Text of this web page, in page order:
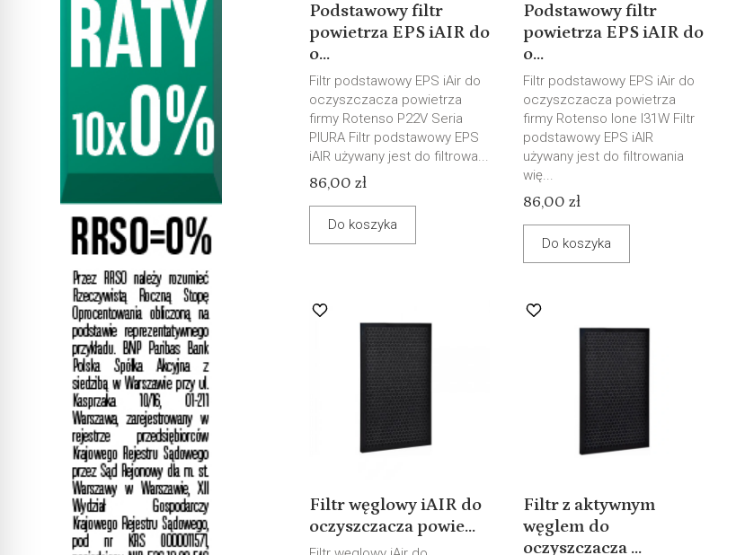
Podstawowy filtr
powietrza EPS iAIR do
o...
Filtr podstawowy EPS iAir do
oczyszczacza powietrza
firmy Rotenso P22V Seria
PIURA Filtr podstawowy EPS
iAIR używany jest do filtrowa...
86,00 zł
Do koszyka
Podstawowy filtr
powietrza EPS iAIR do
o...
Filtr podstawowy EPS iAir do
oczyszczacza powietrza
firmy Rotenso lone I31W Filtr
podstawowy EPS iAIR
używany jest do filtrowania
wię...
86,00 zł
Do koszyka
Filtr węglowy iAIR do
oczyszczacza powie...
Filtr z aktywnym
węglem do
oczyszczacza ...